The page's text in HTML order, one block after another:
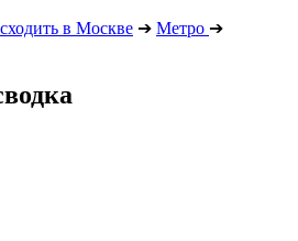
в Москве ➔ Метро ➔